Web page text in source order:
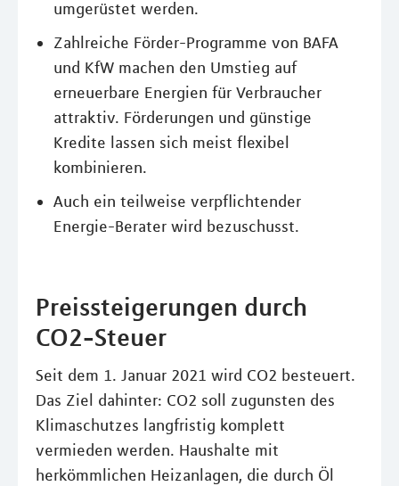
umgerüstet werden.
Zahlreiche Förder-Programme von BAFA
und KfW machen den Umstieg auf
erneuerbare Energien für Verbraucher
attraktiv. Förderungen und günstige
Kredite lassen sich meist flexibel
kombinieren.
Auch ein teilweise verpflichtender
Energie-Berater wird bezuschusst.
Preissteigerungen durch
CO2-Steuer
Seit dem 1. Januar 2021 wird CO2 besteuert.
Das Ziel dahinter: CO2 soll zugunsten des
Klimaschutzes langfristig komplett
vermieden werden. Haushalte mit
herkömmlichen Heizanlagen, die durch Öl